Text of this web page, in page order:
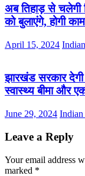
अब तिहाड़ से चलेगी
को बुलाएंगे, होगी
April 15, 2024
झारखंड सरकार
स्वास्थ्य बीमा और
June 29, 2024 Indian
Leave a Reply
Your email address
marked *